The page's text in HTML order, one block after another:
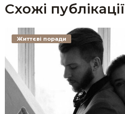
Схожі публікації
Життєві поради